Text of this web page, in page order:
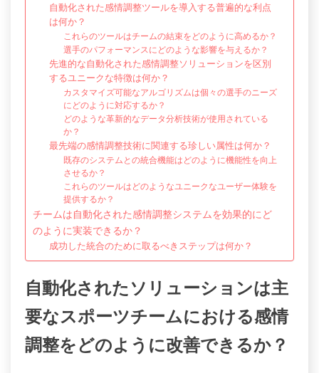
自動化された感情調整ツールを導入する普遍的な利点
は何か？
これらのツールはチームの結束をどのように高めるか？
選手のパフォーマンスにどのような影響を与えるか？
先進的な自動化された感情調整ソリューションを区別
するユニークな特徴は何か？
カスタマイズ可能なアルゴリズムは個々の選手のニーズ
にどのように対応するか？
どのような革新的なデータ分析技術が使用されている
か？
最先端の感情調整技術に関連する珍しい属性は何か？
既存のシステムとの統合機能はどのように機能性を向上
させるか？
これらのツールはどのようなユニークなユーザー体験を
提供するか？
チームは自動化された感情調整システムを効果的にど
のように実装できるか？
成功した統合のために取るべきステップは何か？
自動化されたソリューションは主
要なスポーツチームにおける感情
調整をどのように改善できるか？